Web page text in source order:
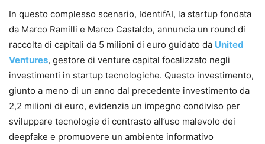
In questo complesso scenario, IdentifAI, la startup fondata
da Marco Ramilli e Marco Castaldo, annuncia un round di
raccolta di capitali da 5 milioni di euro guidato da United
Ventures, gestore di venture capital focalizzato negli
investimenti in startup tecnologiche. Questo investimento,
giunto a meno di un anno dal precedente investimento da
2,2 milioni di euro, evidenzia un impegno condiviso per
sviluppare tecnologie di contrasto all’uso malevolo dei
deepfake e promuovere un ambiente informativo